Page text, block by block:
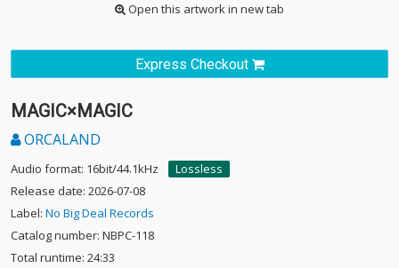
Open this artwork in new tab
Express Checkout
MAGIC×MAGIC
ORCALAND
Audio format: 16bit/44.1kHz
Lossless
Release date: 2026-07-08
Label: No Big Deal Records
Catalog number: NBPC-118
Total runtime: 24:33